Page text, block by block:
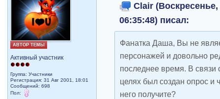
АВТОР ТЕМЫ
Активный участник
Группа: Участники
Регистрация: 31 Авг 2001, 18:01
Сообщений: 698
Пол:
Clair
06:35:48) писал:
Фанатка Даша, Вы не
персонажей и довольно
последнее время. В связи
целях был создан опрос и
него получите?